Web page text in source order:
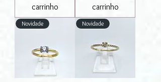
carrinho
carrinho
Novidade Novidade